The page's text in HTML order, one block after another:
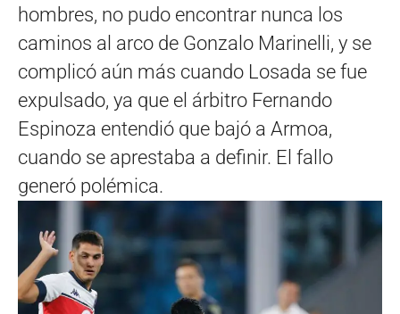
hombres, no pudo encontrar nunca los
caminos al arco de Gonzalo Marinelli, y se
complicó aún más cuando Losada se fue
expulsado, ya que el árbitro Fernando
Espinoza entendió que bajó a Armoa,
cuando se aprestaba a definir. El fallo
generó polémica.